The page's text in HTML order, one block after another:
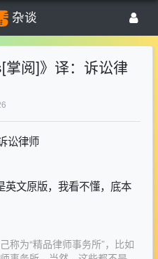
杂谈
掌阅]》译：诉讼律
讼律师
文原版，我看不懂，底本
为“精品律师事务所”，比如